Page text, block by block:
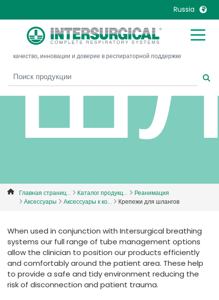
Russia
United Kingdom
United States
Canada, Français
Denmark
Deutschland
France
Italia
Malaysia
Mexico
Russia
Sweden
International English
качество, инновации и доверие в респираторной поддержке
Главная страниц... Каталог продукц...
Реанимация
Аксессуары
Аксессуары к ко... Крепежи для шлангов
When used in conjunction with Intersurgical breathing
systems our full range of tube management options
allow the clinician to position our products efficiently
and comfortably around the patient area. These help
to provide a safe and tidy environment reducing the
risk of disconnection and patient trauma.